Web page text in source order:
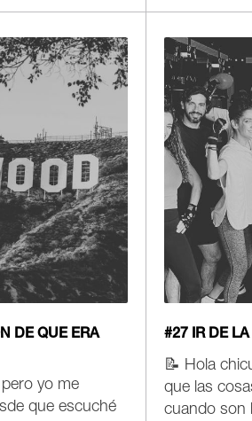
DE QUE ERA
yo me
que escuché
#27 IR DE
📝 Hola
que las
cuando son